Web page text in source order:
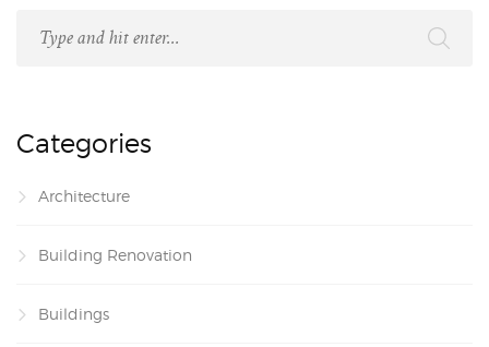
Categories
Architecture
Building Renovation
Buildings